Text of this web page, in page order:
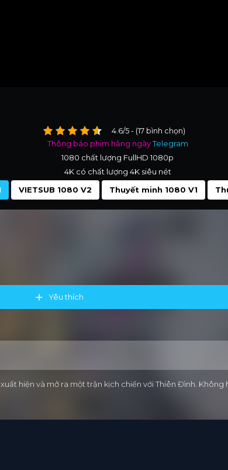
4.6/5 - (17 bình chọn)
Thông báo phim hằng ngàyTelegram
1080 chất lượng FullHD 1080p
4K có chất lượng 4K siêu nét
VIETSUB 1080 V2 Thuyết minh 1080 V1
Yêu thích
hiện và mở ra một trận kịch chiến với Thiên Đình. Không